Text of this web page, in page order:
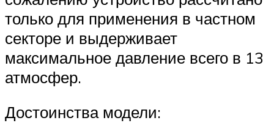
только для применения в частном
секторе и выдерживает
максимальное давление всего в 13
атмосфер.
Достоинства модели: